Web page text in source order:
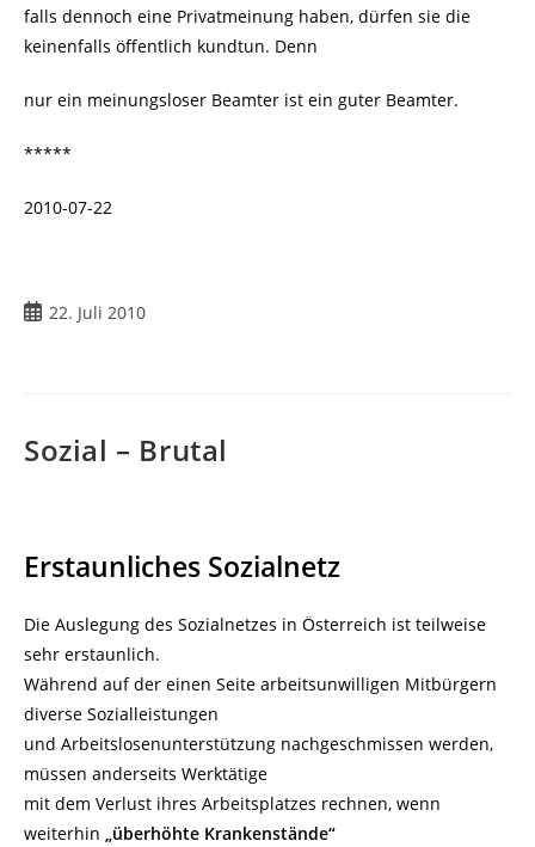
falls dennoch eine Privatmeinung haben, dürfen sie die
keinenfalls öffentlich kundtun. Denn
nur ein meinungsloser Beamter ist ein guter Beamter.
*****
2010-07-22
22. Juli 2010
Sozial – Brutal
Erstaunliches Sozialnetz
Die Auslegung des Sozialnetzes in Österreich ist teilweise
sehr erstaunlich.
Während auf der einen Seite arbeitsunwilligen Mitbürgern
diverse Sozialleistungen
und Arbeitslosenunterstützung nachgeschmissen werden,
müssen anderseits Werktätige
mit dem Verlust ihres Arbeitsplatzes rechnen, wenn
weiterhin „überhöhte Krankenstände“